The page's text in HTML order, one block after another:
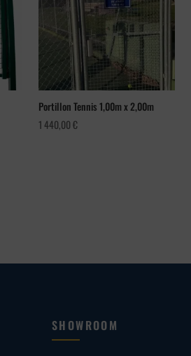
Portillon Tennis 1,00m x 2,00m
1 440,00€
SHOWROOM